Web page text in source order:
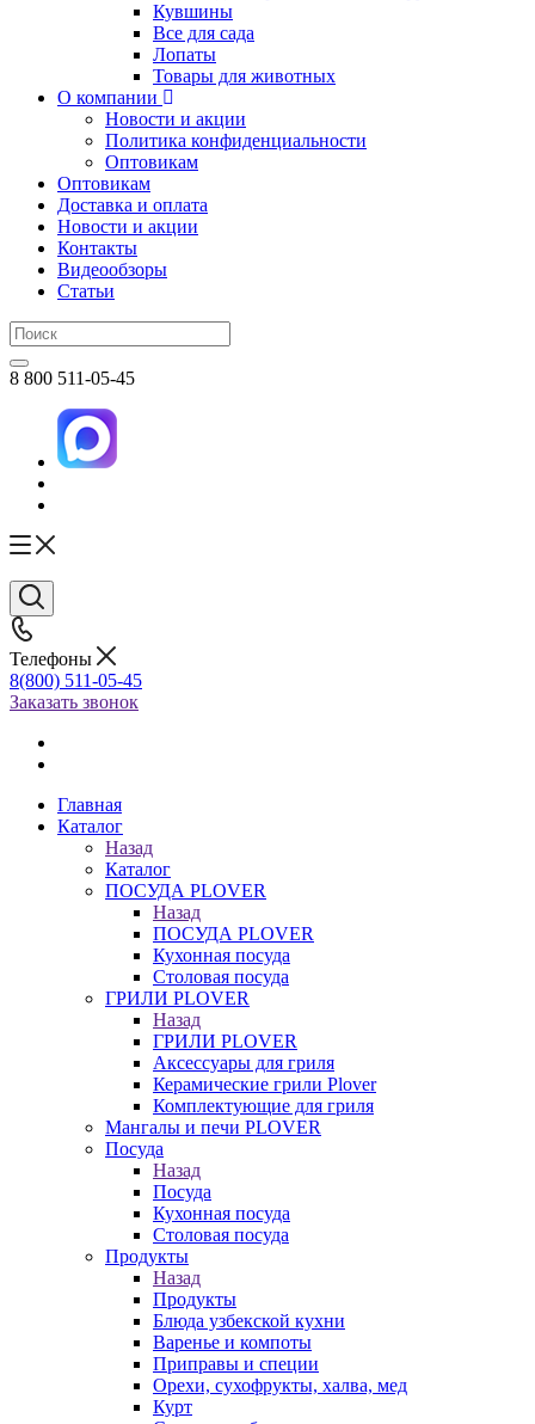
Кувшины
Все для сада
Лопаты
Товары для животных
О компании
Новости и акции
Политика конфиденциальности
Оптовикам
Оптовикам
Доставка и оплата
Новости и акции
Контакты
Видеообзоры
Статьи
8 800 511-05-45
Телефоны
8(800) 511-05-45
Заказать звонок
Главная
Каталог
Назад
Каталог
ПОСУДА PLOVER
Назад
ПОСУДА PLOVER
Кухонная посуда
Столовая посуда
ГРИЛИ PLOVER
Назад
ГРИЛИ PLOVER
Аксессуары для гриля
Керамические грили Plover
Комплектующие для гриля
Мангалы и печи PLOVER
Посуда
Назад
Посуда
Кухонная посуда
Столовая посуда
Продукты
Назад
Продукты
Блюда узбекской кухни
Варенье и компоты
Приправы и специи
Орехи, сухофрукты, халва, мед
Курт